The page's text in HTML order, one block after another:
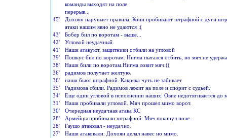
команды выходят на поле
перерыв...
45'
Дохоян нарушает правила. Кони пробивают штрафной с дуги
атаки нашим явно не удаются :(
43'
Бобер бил по воротам - выше...
42'
Угловой неудачный.
41'
Наши атакуют, защитники отбили на угловой
39'
Пошкус бил по воротам. Нигма пытался отбить, но мяч не
38'
Наши били по воротам.Нигма ловит мяч:((
36'
радимов получает желтую.
36'
наши бьют штрафной. Какряка чуть не забивает
35'
Радимова сбили. Радимов лежит на поле и спорит с судьей.
34'
Еще один угловой в исполнении наших. Овие недотягивается до
31'
Наши пробивали угловой. Мяч прошел мимо ворот.
30'
Очередная неудачная атака КС
28'
Армейцы пробивали штрафной. Мяч покинул поле...
28'
Гаушо атаковал - неудачно.
27'
Наши атаковали. Дохоян делал навес но мимо.